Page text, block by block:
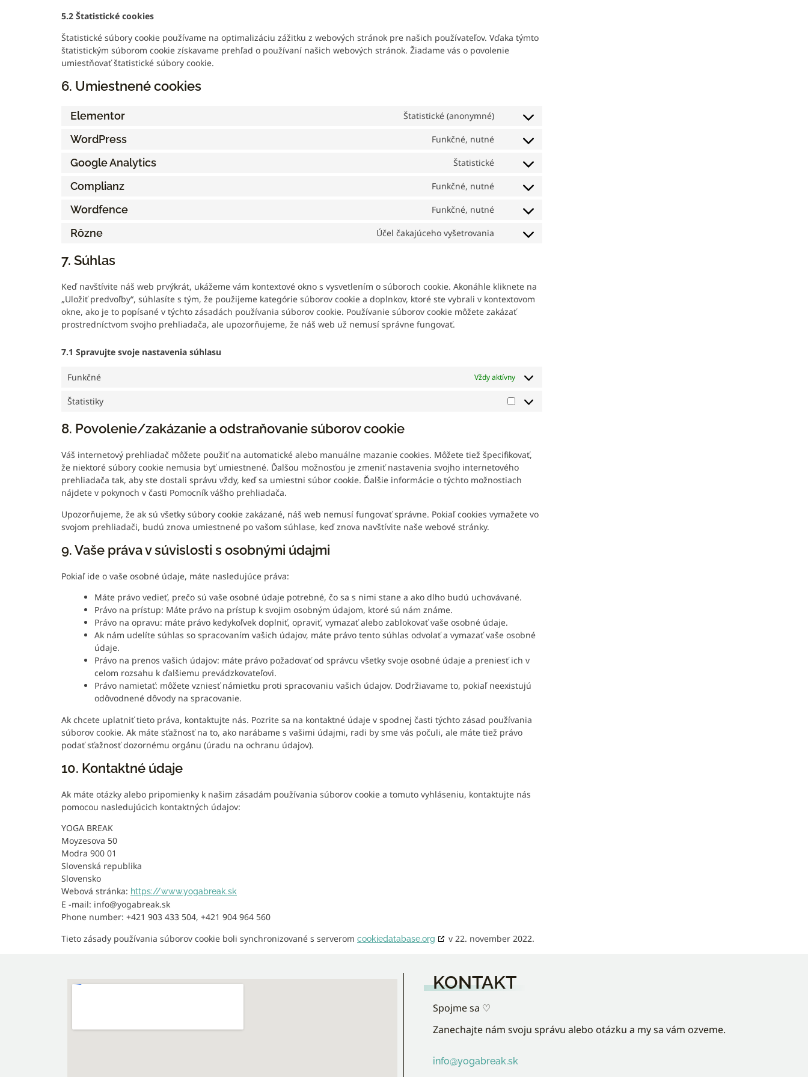
5.2 Štatistické cookies
Štatistické súbory cookie používame na optimalizáciu zážitku z webových stránok pre našich používateľov. Vďaka týmto
štatistickým súborom cookie získavame prehľad o používaní našich webových stránok. Žiadame vás o povolenie
umiestňovať štatistické súbory cookie.
6. Umiestnené cookies
Elementor Štatistické (anonymné)
WordPress Funkčné, nutné
Google Analytics Štatistické
Complianz Funkčné, nutné
Wordfence Funkčné, nutné
Rôzne Účel čakajúceho vyšetrovania
7. Súhlas
Keď navštívite náš web prvýkrát, ukážeme vám kontextové okno s vysvetlením o súboroch cookie. Akonáhle kliknete na
„Uložiť predvoľby“, súhlasíte s tým, že použijeme kategórie súborov cookie a doplnkov, ktoré ste vybrali v kontextovom
okne, ako je to popísané v týchto zásadách používania súborov cookie. Používanie súborov cookie môžete zakázať
prostredníctvom svojho prehliadača, ale upozorňujeme, že náš web už nemusí správne fungovať.
7.1 Spravujte svoje nastavenia súhlasu
Funkčné Vždy aktívny
Štatistiky
8. Povolenie/zakázanie a odstraňovanie súborov cookie
Váš internetový prehliadač môžete použiť na automatické alebo manuálne mazanie cookies. Môžete tiež špecifikovať,
že niektoré súbory cookie nemusia byť umiestnené. Ďalšou možnosťou je zmeniť nastavenia svojho internetového
prehliadača tak, aby ste dostali správu vždy, keď sa umiestni súbor cookie. Ďalšie informácie o týchto možnostiach
nájdete v pokynoch v časti Pomocník vášho prehliadača.
Upozorňujeme, že ak sú všetky súbory cookie zakázané, náš web nemusí fungovať správne. Pokiaľ cookies vymažete vo
svojom prehliadači, budú znova umiestnené po vašom súhlase, keď znova navštívite naše webové stránky.
9. Vaše práva v súvislosti s osobnými údajmi
Pokiaľ ide o vaše osobné údaje, máte nasledujúce práva:
Máte právo vedieť, prečo sú vaše osobné údaje potrebné, čo sa s nimi stane a ako dlho budú uchovávané.
Právo na prístup: Máte právo na prístup k svojim osobným údajom, ktoré sú nám známe.
Právo na opravu: máte právo kedykoľvek doplniť, opraviť, vymazať alebo zablokovať vaše osobné údaje.
Ak nám udelíte súhlas so spracovaním vašich údajov, máte právo tento súhlas odvolať a vymazať vaše osobné
údaje.
Právo na prenos vašich údajov: máte právo požadovať od správcu všetky svoje osobné údaje a preniesť ich v
celom rozsahu k ďalšiemu prevádzkovateľovi.
Právo namietať: môžete vzniesť námietku proti spracovaniu vašich údajov. Dodržiavame to, pokiaľ neexistujú
odôvodnené dôvody na spracovanie.
Ak chcete uplatniť tieto práva, kontaktujte nás. Pozrite sa na kontaktné údaje v spodnej časti týchto zásad používania
súborov cookie. Ak máte sťažnosť na to, ako narábame s vašimi údajmi, radi by sme vás počuli, ale máte tiež právo
podať sťažnosť dozornému orgánu (úradu na ochranu údajov).
10. Kontaktné údaje
Ak máte otázky alebo pripomienky k našim zásadám používania súborov cookie a tomuto vyhláseniu, kontaktujte nás
pomocou nasledujúcich kontaktných údajov:
YOGA BREAK
Moyzesova 50
Modra 900 01
Slovenská republika
Slovensko
Webová stránka: https://www.yogabreak.sk
E -mail: info@yogabreak.sk
Phone number: +421 903 433 504, +421 904 964 560
Tieto zásady používania súborov cookie boli synchronizované s serverom cookiedatabase.org v 22. november 2022.
KONTAKT
Spojme sa ♡︎
Zanechajte nám svoju správu alebo otázku a my sa vám ozveme.
info@yogabreak.sk